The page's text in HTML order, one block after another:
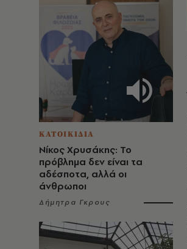
ΚΑΤΟΙΚΙΔΙΑ
Νίκος Χρυσάκης: Το
πρόβλημα δεν είναι τα
αδέσποτα, αλλά οι
άνθρωποι
Δήμητρα Γκρους